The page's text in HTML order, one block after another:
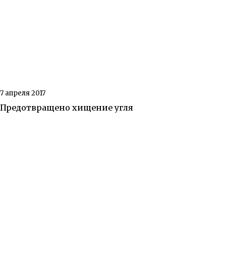
7 апреля 2017
Предотвращено хищение угля